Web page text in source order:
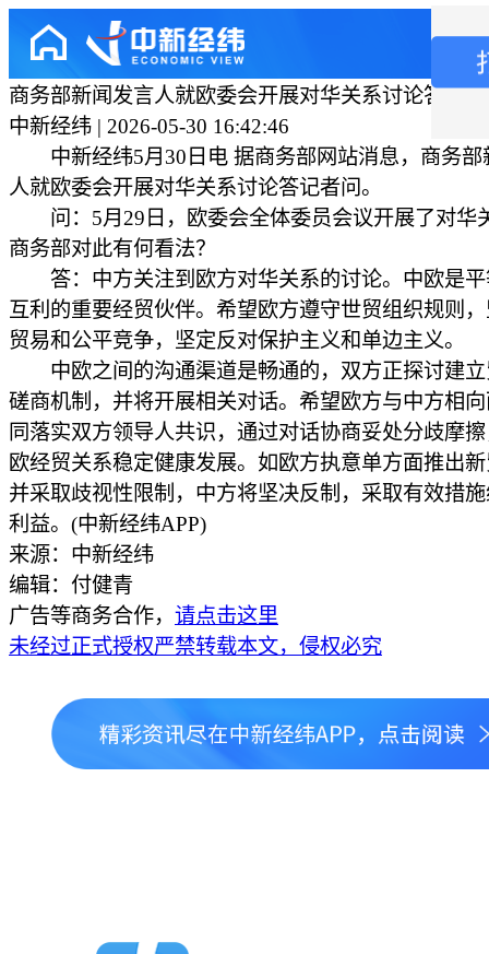
商务部新闻发言人就欧委会开展对华关系讨论答记
中新经纬 | 2026-05-30 16:42:46
中新经纬5月30日电 据商务部网站消息，商务部
人就欧委会开展对华关系讨论答记者问。
问：5月29日，欧委会全体委员会议开展了对华
商务部对此有何看法？
答：中方关注到欧方对华关系的讨论。中欧是平
互利的重要经贸伙伴。希望欧方遵守世贸组织规则
贸易和公平竞争，坚定反对保护主义和单边主义。
中欧之间的沟通渠道是畅通的，双方正探讨建立
磋商机制，并将开展相关对话。希望欧方与中方相
同落实双方领导人共识，通过对话协商妥处分歧摩
欧经贸关系稳定健康发展。如欧方执意单方面推出
并采取歧视性限制，中方将坚决反制，采取有效措
利益。(中新经纬APP)
来源：中新经纬
编辑：付健青
广告等商务合作， 请点击这里
未经过正式授权严禁转载本文，侵权必究